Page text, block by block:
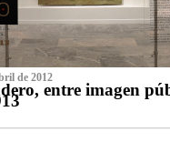
de 2012
entre imagen